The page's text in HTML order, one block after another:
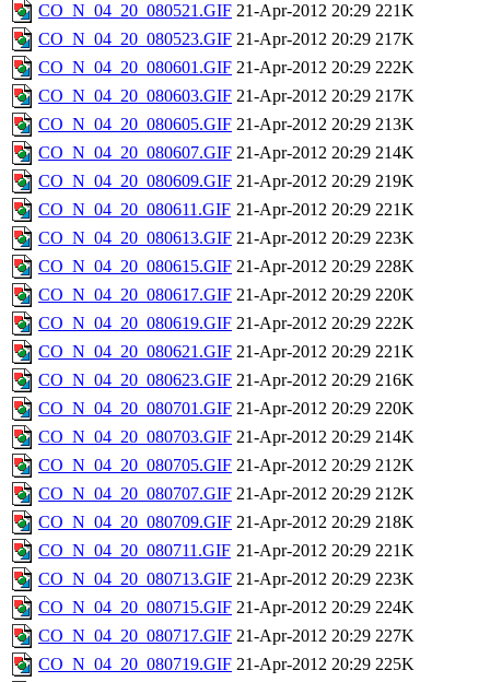
CO_N_04_20_080521.GIF 21-Apr-2012 20:29 221K
CO_N_04_20_080523.GIF 21-Apr-2012 20:29 217K
CO_N_04_20_080601.GIF 21-Apr-2012 20:29 222K
CO_N_04_20_080603.GIF 21-Apr-2012 20:29 217K
CO_N_04_20_080605.GIF 21-Apr-2012 20:29 213K
CO_N_04_20_080607.GIF 21-Apr-2012 20:29 214K
CO_N_04_20_080609.GIF 21-Apr-2012 20:29 219K
CO_N_04_20_080611.GIF 21-Apr-2012 20:29 221K
CO_N_04_20_080613.GIF 21-Apr-2012 20:29 223K
CO_N_04_20_080615.GIF 21-Apr-2012 20:29 228K
CO_N_04_20_080617.GIF 21-Apr-2012 20:29 220K
CO_N_04_20_080619.GIF 21-Apr-2012 20:29 222K
CO_N_04_20_080621.GIF 21-Apr-2012 20:29 221K
CO_N_04_20_080623.GIF 21-Apr-2012 20:29 216K
CO_N_04_20_080701.GIF 21-Apr-2012 20:29 220K
CO_N_04_20_080703.GIF 21-Apr-2012 20:29 214K
CO_N_04_20_080705.GIF 21-Apr-2012 20:29 212K
CO_N_04_20_080707.GIF 21-Apr-2012 20:29 212K
CO_N_04_20_080709.GIF 21-Apr-2012 20:29 218K
CO_N_04_20_080711.GIF 21-Apr-2012 20:29 221K
CO_N_04_20_080713.GIF 21-Apr-2012 20:29 223K
CO_N_04_20_080715.GIF 21-Apr-2012 20:29 224K
CO_N_04_20_080717.GIF 21-Apr-2012 20:29 227K
CO_N_04_20_080719.GIF 21-Apr-2012 20:29 225K